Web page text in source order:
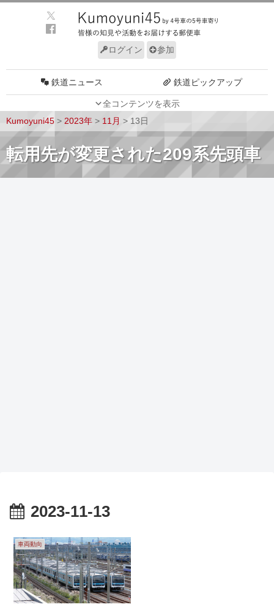
ログイン 参加
全コンテンツを表示
鉄道ニュース 鉄道ピックアップ
車両技術 路線探訪
ルール サイトについて
Kumoyuni45 > 2023年 > 11月 > 13日
転用先が変更された209系先頭車
2023-11-13
車両動向